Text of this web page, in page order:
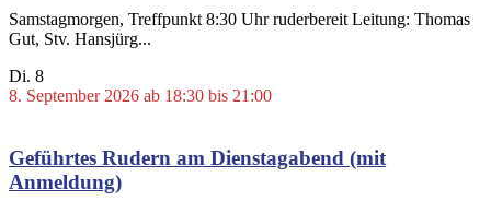
Samstagmorgen, Treffpunkt 8:30 Uhr ruderbereit Leitung: Thomas
Gut, Stv. Hansjürg...
Di. 8
8. September 2026 ab 18:30 bis 21:00
Geführtes Rudern am Dienstagabend (mit
Anmeldung)